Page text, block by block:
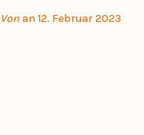
Vonan 12. Februar 2023